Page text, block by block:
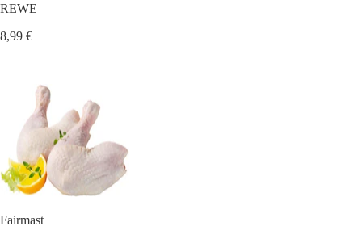
REWE
8,99 €
Fairmast